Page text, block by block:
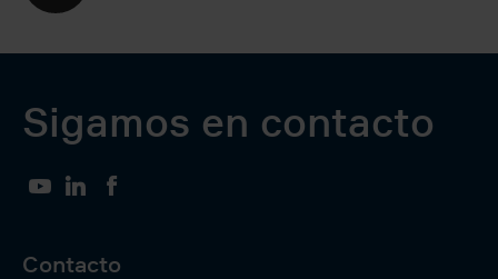
Sigamos en contacto
YouTubeLinkedIn
Contacto